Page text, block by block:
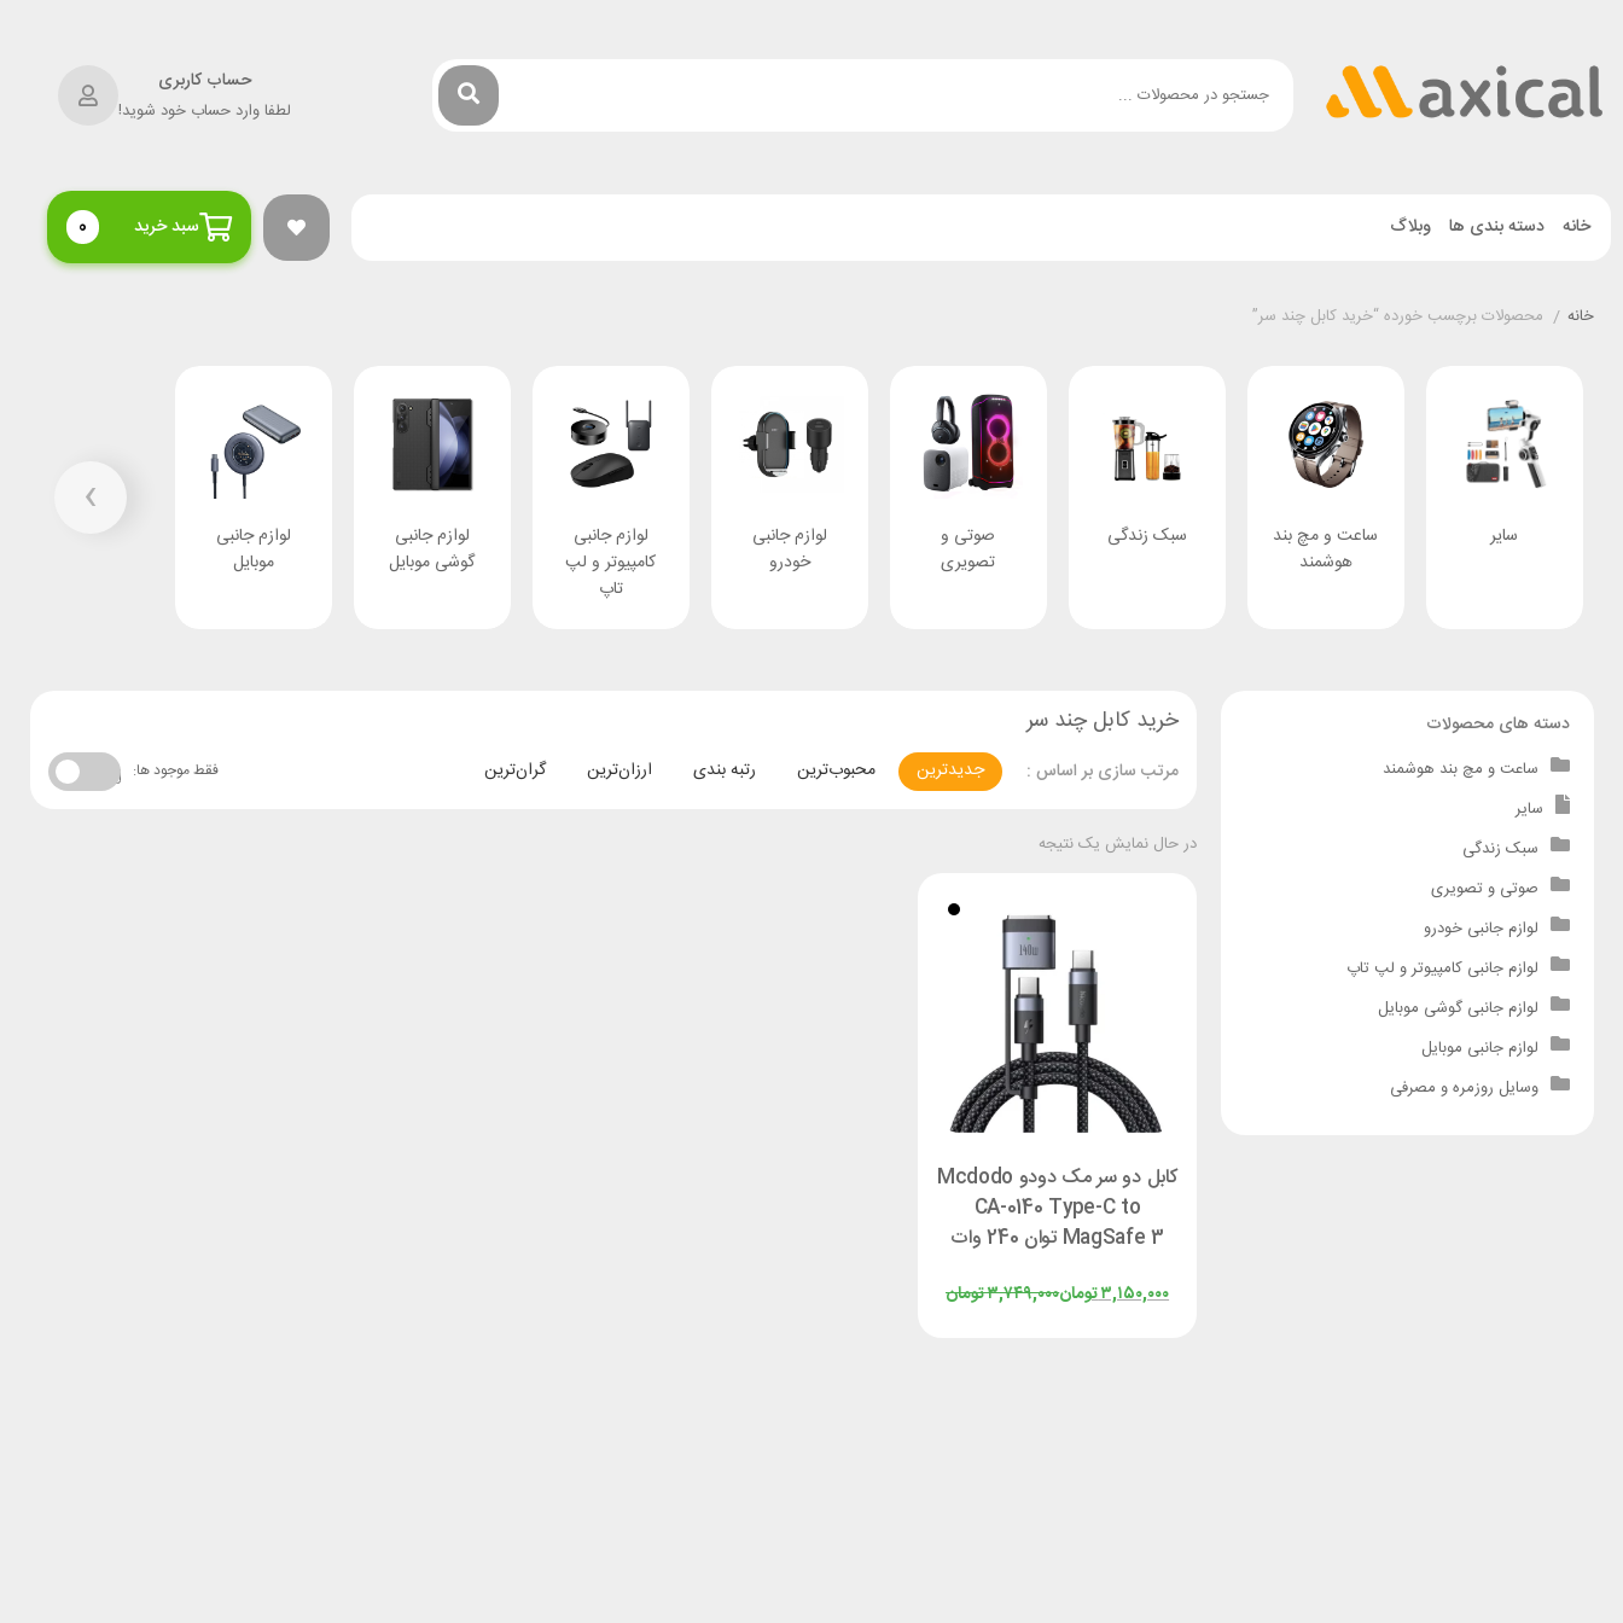
حساب کاربری
لطفا وارد حساب خود شوید!
خانه دسته بندی ها وبلاگ سبد خرید 0
خانه / محصولات برچسب خورده “خرید کابل چند سر”
سایر
ساعت و مچ بند
هوشمند
سبک زندگی
صوتی و
تصویری
لوازم جانبی
خودرو
لوازم جانبی
کامپیوتر و لپ
تاپ
لوازم جانبی
گوشی موبایل
لوازم جانبی
موبایل
›
خرید کابل چند سر
مرتب سازی بر اساس : جدیدترین محبوب‌ترین رتبه بندی ارزان‌ترین گران‌ترین فقط موجود ها:
در حال نمایش یک نتیجه
کابل دو سر مک دودو Mcdodo
CA-0140 Type-C to
MagSafe 3 توان 240 وات
تومان۳,۷۴۹,۰۰۰تومان۳,۱۵۰,۰۰۰
دسته های محصولات
ساعت و مچ بند هوشمند
سایر
سبک زندگی
صوتی و تصویری
لوازم جانبی خودرو
لوازم جانبی کامپیوتر و لپ تاپ
لوازم جانبی گوشی موبایل
لوازم جانبی موبایل
وسایل روزمره و مصرفی